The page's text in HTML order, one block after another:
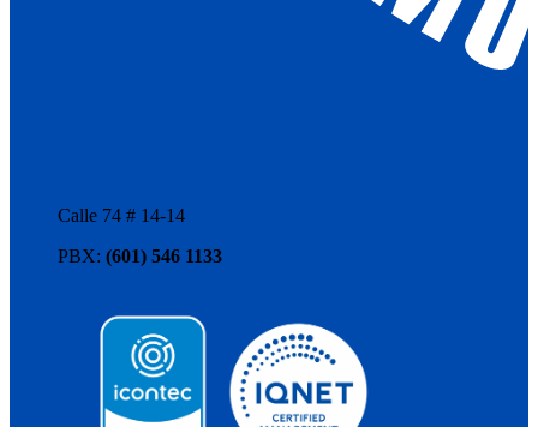
Calle 74 # 14-14
PBX: (601) 546 1133